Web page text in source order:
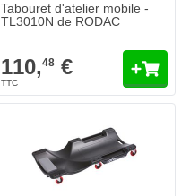
Tabouret d'atelier mobile -
TL3010N de RODAC
110,48 €